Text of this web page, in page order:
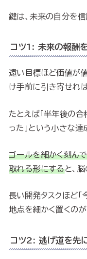
鍵は、未来の自分を信
コツ1: 未来の報酬を
遠い目標ほど価値が
け手前に引き寄せれ
たとえば「半年後の
った」という小さな達
ゴールを細かく刻ん
取れる形にすると、
長い開発タスクほど「
地点を細かく置くのが
コツ2: 逃げ道を先